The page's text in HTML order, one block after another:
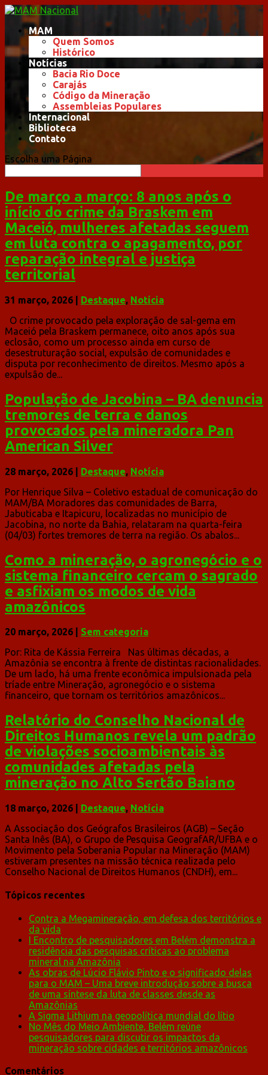
MAM
Quem Somos
Histórico
Notícias
Bacia Rio Doce
Carajás
Código da Mineração
Assembleias Populares
Internacional
Biblioteca
Contato
Escolha uma Página
De março a março: 8 anos após o
início do crime da Braskem em
Maceió, mulheres afetadas seguem
em luta contra o apagamento, por
reparação integral e justiça
territorial
31 março, 2026 Destaque, Notícia
O crime provocado pela exploração de sal-gema em
Maceió pela Braskem permanece, oito anos após sua
eclosão, como um processo ainda em curso de
desestruturação social, expulsão de comunidades e
disputa por reconhecimento de direitos. Mesmo após a
expulsão de...
População de Jacobina – BA denuncia
tremores de terra e danos
provocados pela mineradora Pan
American Silver
28 março, 2026 Destaque, Notícia
Por Henrique Silva – Coletivo estadual de comunicação do
MAM/BA Moradores das comunidades de Barra,
Jabuticaba e Itapicuru, localizadas no município de
Jacobina, no norte da Bahia, relataram na quarta-feira
(04/03) fortes tremores de terra na região. Os abalos...
Como a mineração, o agronegócio e o
sistema financeiro cercam o sagrado
e asfixiam os modos de vida
amazônicos
20 março, 2026
Sem categoria
Por: Rita de Kássia Ferreira Nas últimas décadas, a
Amazônia se encontra à frente de distintas racionalidades.
De um lado, há uma frente econômica impulsionada pela
tríade entre Mineração, agronegócio e o sistema
financeiro, que tornam os territórios amazônicos...
Relatório do Conselho Nacional de
Direitos Humanos revela um padrão
de violações socioambientais às
comunidades afetadas pela
mineração no Alto Sertão Baiano
18 março, 2026 Destaque, Notícia
A Associação dos Geógrafos Brasileiros (AGB) – Seção
Santa Inês (BA), o Grupo de Pesquisa GeografAR/UFBA e o
Movimento pela Soberania Popular na Mineração (MAM)
estiveram presentes na missão técnica realizada pelo
Conselho Nacional de Direitos Humanos (CNDH), em...
Tópicos recentes
Contra a Megamineração, em defesa dos territórios e
da vida
I Encontro de pesquisadores em Belém demonstra a
residência das pesquisas críticas ao problema
mineral na Amazônia
As obras de Lúcio Flávio Pinto e o significado delas
para o MAM – Uma breve introdução sobre a busca
de uma síntese da luta de classes desde as
Amazônias
A Sigma Lithium na geopolítica mundial do lítio
No Mês do Meio Ambiente, Belém reúne
pesquisadores para discutir os impactos da
mineração sobre cidades e territórios amazônicos
Comentários